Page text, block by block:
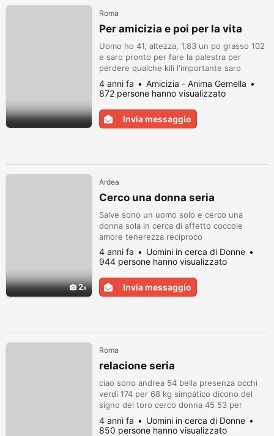
Roma
Per amicizia e poi per la vita
Uomo ho 41, altezza, 1,83 un po grasso 102
e saro pronto per fare la palestra per
perdere qualche kili l'importante saro
tranquillo perche io penso tropo, sto
cercando una amica vera che crede una
cosa se chiama Amore, io promesso di
combattere per vivere un vita stabile e
tranquilla e faro il massimo possibile della
4 anni fa
Amicizia - Anima Gemella
872 persone hanno visualizzato
Invia messaggio
2
Ardea
Cerco una donna seria
Salve sono un uomo solo e cerco una
donna sola in cerca di affetto coccole
amore tenerezza reciproco
4 anni fa
Uomini in cerca di Donne
944 persone hanno visualizzato
Invia messaggio
Roma
relacione seria
ciao sono andrea 54 bella presenza occhi
verdi 174 per 68 kg simpático dicono del
signo del toro cerco donna 45 53 per
convivencia poi prima conoscenza seria
sportiva amantes viaggi a
4 anni fa
Uomini in cerca di Donne
850 persone hanno visualizzato